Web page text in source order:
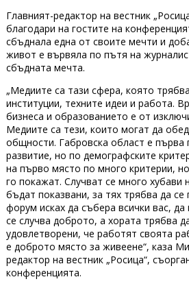
Главният-редактор на вестник
благодари на гостите на
сбъднала една от своите мечти и
живот е вървяла по пътя на
сбъдната мечта.
„Медиите са тази сфера, която
институции, техните идеи и работа.
бизнеса и образованието е от
Медиите са тези, които могат да
общности. Габровска област е първа
развитие, но по демографските
на първо място по много критерии,
го покажат. Случват се много хубави
бъдат показвани, за тях трябва да се
форум исках да събера всички вас,
се случва доброто, а хората трябва
удовлетворени, че работят своята
е доброто място за живеене“, каза
редактор на вестник „Росица“,
конференцията.